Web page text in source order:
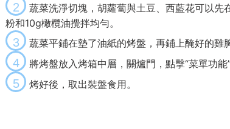
2
蔬菜洗淨切塊，胡蘿蔔與土豆、西藍花可以
粉和10g橄欖油攪拌均勻。
3 蔬菜平鋪在墊了油紙的烤盤，再鋪上醃好的雞
4 將烤盤放入烤箱中層，關爐門，點擊“菜單功
5 烤好後，取出裝盤食用。